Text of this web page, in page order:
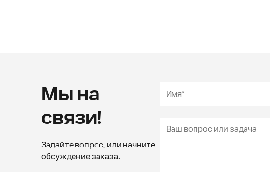
Мы на
связи!
Задайте вопрос, или начните
обсуждение заказа.